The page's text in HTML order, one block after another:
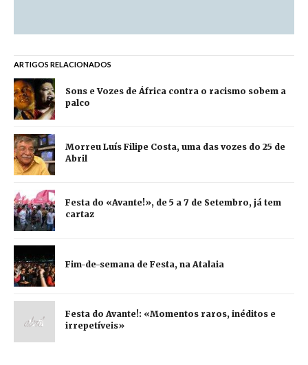
ARTIGOS RELACIONADOS
Sons e Vozes de África contra o racismo sobem a
palco
Morreu Luís Filipe Costa, uma das vozes do 25 de
Abril
Festa do «Avante!», de 5 a 7 de Setembro, já tem
cartaz
Fim-de-semana de Festa, na Atalaia
Festa do Avante!: «Momentos raros, inéditos e
irrepetíveis»